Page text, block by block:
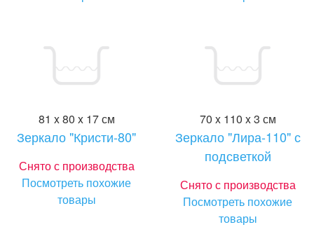
81 x 80 x 17 см
Зеркало "Кристи-80"
Снято с производства
Посмотреть похожие
товары
70 x 110 x 3 см
Зеркало "Лира-110" с
подсветкой
Снято с производства
Посмотреть похожие
товары